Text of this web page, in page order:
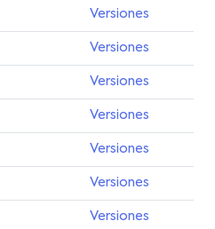
Versiones
Versiones
Versiones
Versiones
Versiones
Versiones
Versiones